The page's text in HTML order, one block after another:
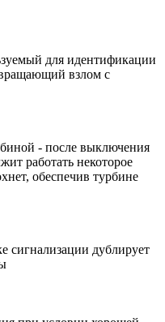
для идентификации
взлом с
- после выключения
работать некоторое
обеспечив турбине
сигнализации дублирует